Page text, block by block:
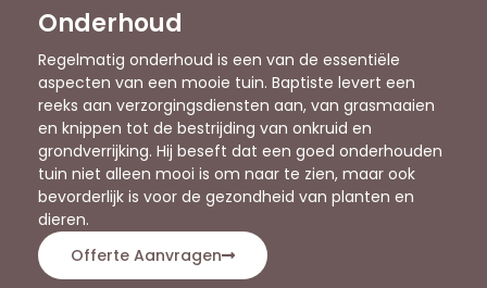
Onderhoud
Regelmatig onderhoud is een van de essentiële
aspecten van een mooie tuin. Baptiste levert een
reeks aan verzorgingsdiensten aan, van grasmaaien
en knippen tot de bestrijding van onkruid en
grondverrijking. Hij beseft dat een goed onderhouden
tuin niet alleen mooi is om naar te zien, maar ook
bevorderlijk is voor de gezondheid van planten en
dieren.
Offerte Aanvragen